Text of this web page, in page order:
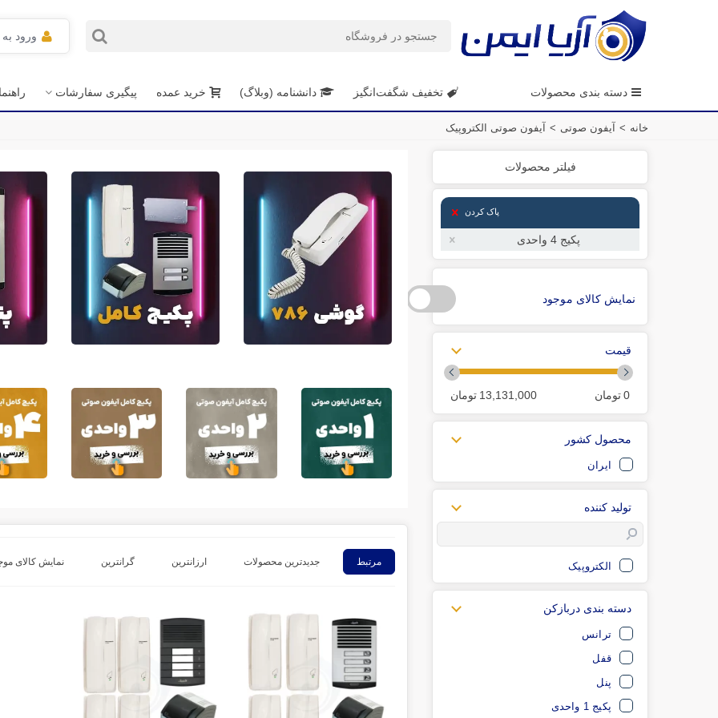
ورود
دسته بندی محصولات تخفیف شگفت‌انگیز دانشنامه (وبلاگ) خرید عمده پیگیری سفارشات
خانه > آیفون صوتی > آیفون صوتی الکتروپیک
فیلتر محصولات
پاک کردن
پکیج 4 واحدی
نمایش کالای موجود
قیمت
0تومان 13,131,000 تومان
محصول کشور
ایران
تولید کننده
الکتروپیک
دسته بندی دربازکن
ترانس
قفل
پنل
پکیج 1 واحدی
مرتبط جدیدترین محصولات ارزانترین گرانترین نمایش کالای